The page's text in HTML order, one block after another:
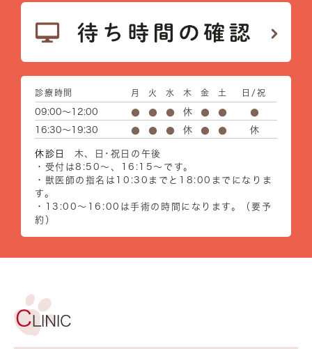
診療時間 月 火 水 木 金 土 日/祝
09:00～12:00 ● ● ● 休 ● ●
●
16:30～19:30
● ● ● 休 ● ● 休
休診日
木、日･祝日の午後
・受付は8:50～、16:15～です。
・獣医師の指名は10:30までと18:00までになりま
す。
・13:00～16:00は手術の時間になります。（要予
約）